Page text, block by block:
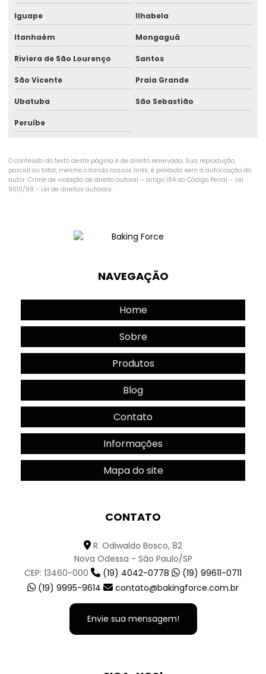
Iguape Ilhabela
Itanhaém Mongaguá
Riviera de São Lourenço Santos
São Vicente Praia Grande
Ubatuba São Sebastião
Peruíbe
O conteúdo do texto desta página é de direito reservado. Sua reprodução,
parcial ou total, mesmo citando nossos links, é proibida sem a autorização do
autor. Crime de violação de direito autoral – artigo 184 do Código Penal – Lei
9610/98 - Lei de direitos autorais.
NAVEGAÇÃO
Home
Sobre
Produtos
Blog
Contato
Informações
Mapa do site
CONTATO
R. Odiwaldo Bosco, 82
Nova Odessa - São Paulo/SP
CEP: 13460-000
(19) 4042-0778
(19) 99611-0711
(19) 9995-9614
contato@bakingforce.com.br
Envie sua mensagem!